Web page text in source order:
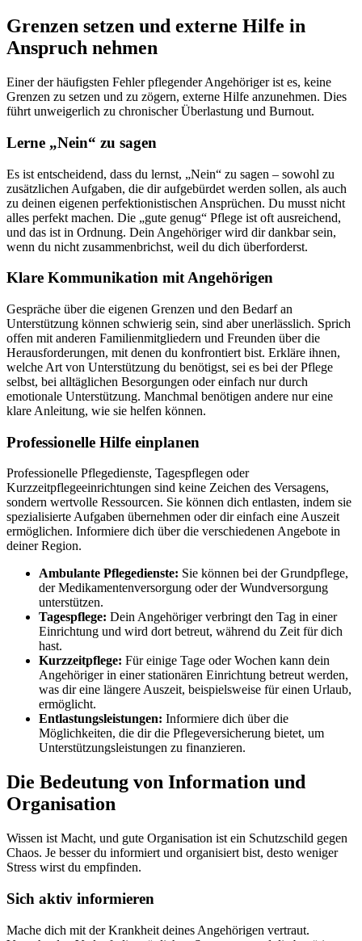
Grenzen setzen und externe Hilfe in
Anspruch nehmen
Einer der häufigsten Fehler pflegender Angehöriger ist es, keine
Grenzen zu setzen und zu zögern, externe Hilfe anzunehmen. Dies
führt unweigerlich zu chronischer Überlastung und Burnout.
Lerne „Nein“ zu sagen
Es ist entscheidend, dass du lernst, „Nein“ zu sagen – sowohl zu
zusätzlichen Aufgaben, die dir aufgebürdet werden sollen, als auch
zu deinen eigenen perfektionistischen Ansprüchen. Du musst nicht
alles perfekt machen. Die „gute genug“ Pflege ist oft ausreichend,
und das ist in Ordnung. Dein Angehöriger wird dir dankbar sein,
wenn du nicht zusammenbrichst, weil du dich überforderst.
Klare Kommunikation mit Angehörigen
Gespräche über die eigenen Grenzen und den Bedarf an
Unterstützung können schwierig sein, sind aber unerlässlich. Sprich
offen mit anderen Familienmitgliedern und Freunden über die
Herausforderungen, mit denen du konfrontiert bist. Erkläre ihnen,
welche Art von Unterstützung du benötigst, sei es bei der Pflege
selbst, bei alltäglichen Besorgungen oder einfach nur durch
emotionale Unterstützung. Manchmal benötigen andere nur eine
klare Anleitung, wie sie helfen können.
Professionelle Hilfe einplanen
Professionelle Pflegedienste, Tagespflegen oder
Kurzzeitpflegeeinrichtungen sind keine Zeichen des Versagens,
sondern wertvolle Ressourcen. Sie können dich entlasten, indem sie
spezialisierte Aufgaben übernehmen oder dir einfach eine Auszeit
ermöglichen. Informiere dich über die verschiedenen Angebote in
deiner Region.
Ambulante Pflegedienste: Sie können bei der Grundpflege,
der Medikamentenversorgung oder der Wundversorgung
unterstützen.
Tagespflege: Dein Angehöriger verbringt den Tag in einer
Einrichtung und wird dort betreut, während du Zeit für dich
hast.
Kurzzeitpflege: Für einige Tage oder Wochen kann dein
Angehöriger in einer stationären Einrichtung betreut werden,
was dir eine längere Auszeit, beispielsweise für einen Urlaub,
ermöglicht.
Entlastungsleistungen: Informiere dich über die
Möglichkeiten, die dir die Pflegeversicherung bietet, um
Unterstützungsleistungen zu finanzieren.
Die Bedeutung von Information und
Organisation
Wissen ist Macht, und gute Organisation ist ein Schutzschild gegen
Chaos. Je besser du informiert und organisiert bist, desto weniger
Stress wirst du empfinden.
Sich aktiv informieren
Mache dich mit der Krankheit deines Angehörigen vertraut.